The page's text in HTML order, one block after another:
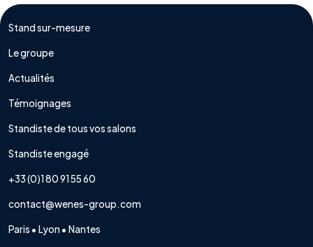
Le groupe
Actualités
Témoignages
Standiste de tous vos salons
Standiste engagé
Stand sur-mesure
+33 (0)1 80 91 55 60
contact@wenes-group.com
Paris • Lyon • Nantes